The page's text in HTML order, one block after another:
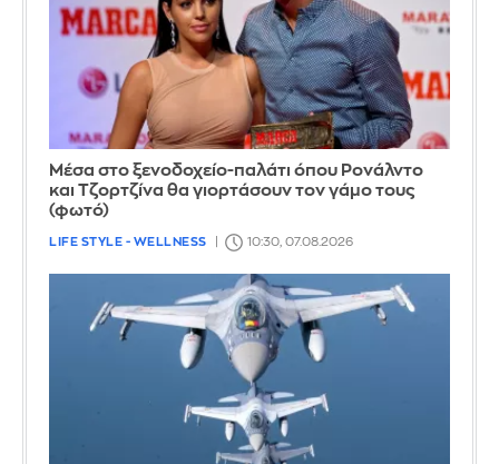
Μέσα στο ξενοδοχείο-παλάτι όπου Ρονάλντο
και Τζορτζίνα θα γιορτάσουν τον γάμο τους
(φωτό)
LIFE STYLE - WELLNESS 10:30, 07.08.2026